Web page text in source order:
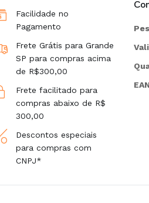
Facilidade no
Pagamento
Frete Grátis para Grande
SP para compras acima
de R$300,00
Frete facilitado para
compras abaixo de R$
300,00
Descontos especiais
para compras com
CNPJ*